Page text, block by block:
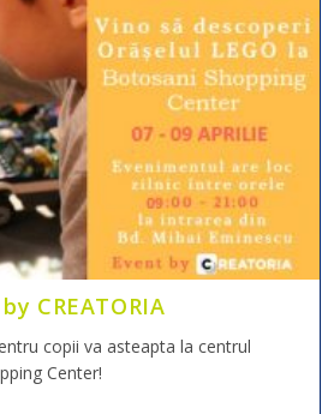
CREATORIA
copii va asteapta la centrul
Center!